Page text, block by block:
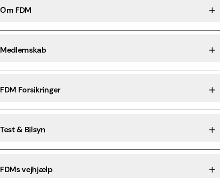
Om FDM
Medlemskab
FDM Forsikringer
Test & Bilsyn
FDMs vejhjælp